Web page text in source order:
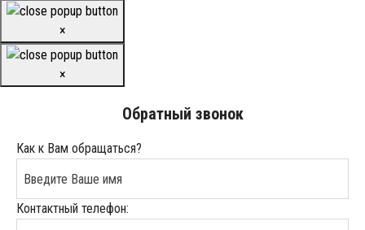
×
×
Обратный звонок
Как к Вам обращаться?
Контактный телефон: